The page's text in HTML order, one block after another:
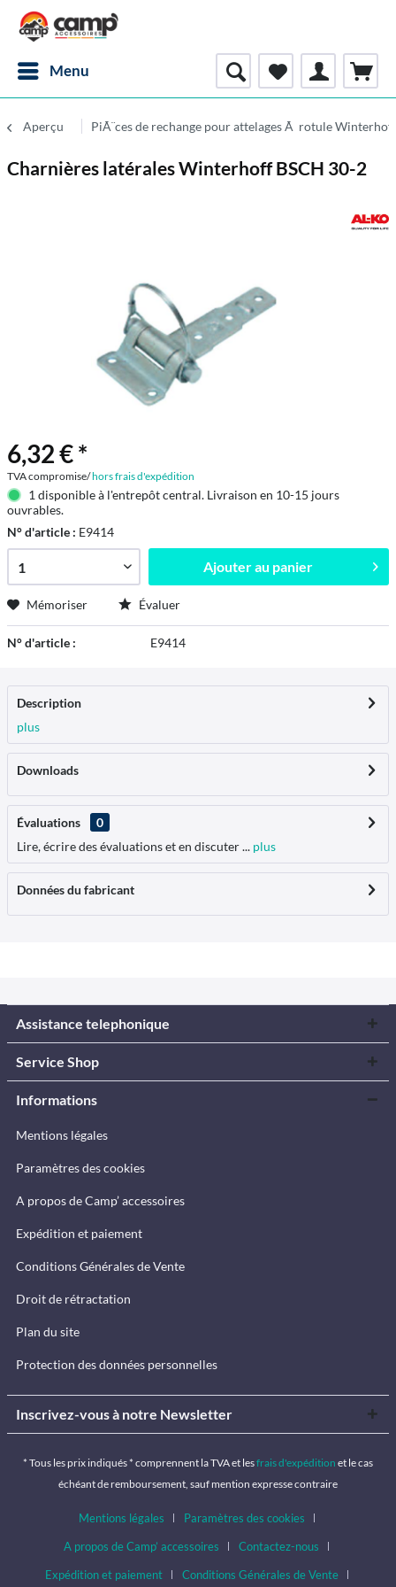
Menu
Aperçu PiÃ¨ces de rechange pour attelages Ã rotule Winterhoff
Charnières latérales Winterhoff BSCH 30-2
6,32 € *
TVA compromise/hors frais d'expédition
1 disponible à l'entrepôt central. Livraison en 10-15 jours
ouvrables.
N° d'article : E9414
Ajouter au panier
Mémoriser Évaluer
N° d'article : E9414
Description
plus
Downloads
Évaluations
0
Lire, écrire des évaluations et en discuter ... plus
Données du fabricant
Assistance telephonique
Service Shop
Informations
Mentions légales
Paramètres des cookies
A propos de Camp’ accessoires
Expédition et paiement
Conditions Générales de Vente
Droit de rétractation
Plan du site
Protection des données personnelles
Inscrivez-vous à notre Newsletter
* Tous les prix indiqués * comprennent la TVA et lesfrais d'expédition et le cas
échéant de remboursement, sauf mention expresse contraire
Mentions légales
Paramètres des cookies
A propos de Camp’ accessoires
Contactez-nous
Expédition et paiement
Conditions Générales de Vente